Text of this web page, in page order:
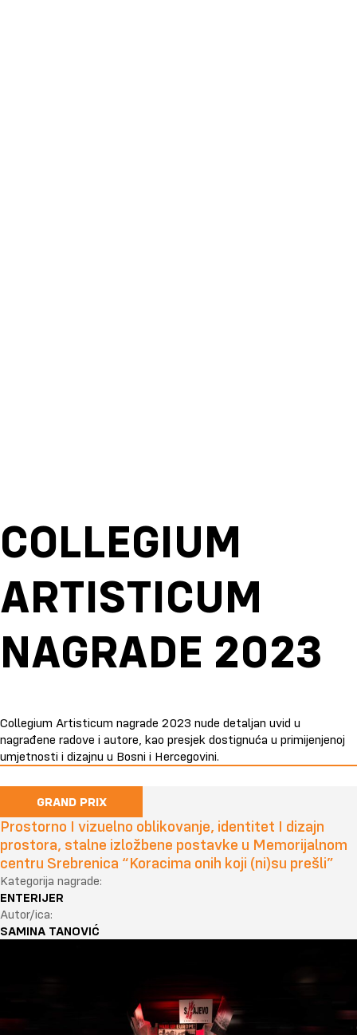
COLLEGIUM
ARTISTICUM
NAGRADE 2023
Collegium Artisticum nagrade 2023 nude detaljan uvid u
nagrađene radove i autore, kao presjek dostignuća u primijenjenoj
umjetnosti i dizajnu u Bosni i Hercegovini.
GRAND PRIX
Prostorno I vizuelno oblikovanje, identitet I dizajn
prostora, stalne izložbene postavke u Memorijalnom
centru Srebrenica “Koracima onih koji (ni)su prešli”
Kategorija nagrade:
ENTERIJER
Autor/ica:
SAMINA TANOVIĆ